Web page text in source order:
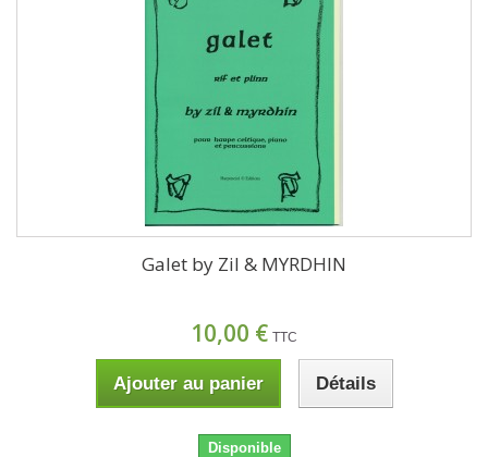
Galet by Zil & MYRDHIN
10,00 € TTC
Ajouter au panier Détails
Disponible